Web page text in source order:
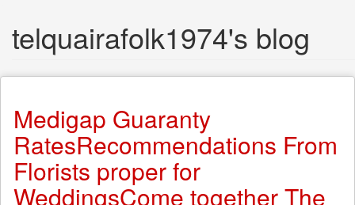
telquairafolk1974's blog
Medigap Guaranty
RatesRecommendations From
Florists proper for
WeddingsCome together The